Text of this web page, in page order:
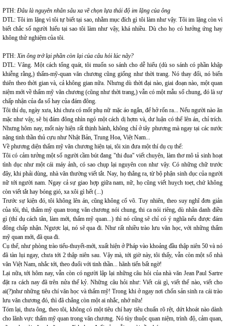
PTH: Đâu là nguyên nhân sâu xa về chọn lựa thái độ im lặng của ông
DTL: Tôi im lặng vì tôi tự biết tại sao, nhằm mục đích gì tôi làm như vậy. Tôi im lặng còn vì
biết chắc số người hiểu tại sao tôi làm như vậy, khá nhiều. Dù cho họ có hưởng ứng hay
không thử nghiệm của tôi.
PTH:Xin ông trở lại phần còn lại của câu hỏi lúc nãy?
DTL: Vâng. Một cách tổng quát, tôi muốn so sánh cho dễ hiểu (dù so sánh có phần khập
khiễng rằng,) thẩm-mỹ-quan văn chương cũng giống như thời trang. Nó thay đổi, nó biến
thiên theo thời gian và, cả không gian nữa. Nhưng dù thời đại nào, giai đoạn nào, một quan
niệm mới về thẩm mỹ văn chương (cũng như thời trang,) vẫn có một mẫu số chung, đó là sự
chấp nhận của đa số hay của đám đông.
Tôi thí dụ, ngày xưa, khi chưa có mốt phụ nữ mặc áo ngắn, để hở rốn ra... Nếu người nào ăn
mặc như vậy, sẽ bị đám đông nhìn ngó một cách dị hợm và, dư luận có thể lên án, chỉ trích.
Nhưng hôm nay, mốt này hiện rất thịnh hành, không chỉ ở tây phương mà ngay tại các nước
nặng tinh thần thủ cựu như Nhật Bản, Trung Hoa, Việt Nam...
Về phương diện thẩm mỹ văn chương hiện tại, tôi xin đưa một thí dụ cụ thể:
Tôi có cảm tưởng một số người cầm bút đang "thi đua" viết chuyện, làm thơ mô tả sinh hoạt
tình dục như một cái máy ảnh, có sao chụp lại nguyên con như vậy. Có những chữ trước
đây, khi phải dùng, nhà văn thường viết tắt. Nay, họ thẳng ra, từ bộ phận sinh dục của người
nữ tới người nam. Ngay cả sự giao hợp giữa nam, nữ, họ cũng viết huỵch toẹt, chứ không
còn viết tắt hay bóng gió, xa xôi gì hết (...)
Trước sự kiện đó, tôi không lên án, cũng không cổ võ. Tuy nhiên, theo suy nghĩ đơn giản
của tôi, thì, thẩm mỹ quan trong văn chương nói chung, thi ca nói riêng, dù nhân danh điều
gì (thí dụ cách tân, làm mới, thẩm mỹ quan...) thì nó cũng sẽ chỉ có ý nghĩa nếu được đám
đông chấp nhận. Ngược lại, nó sẽ qua đi. Như rất nhiều trào lưu văn học, với những thẩm
mỹ quan mới, đã qua đi.
Cụ thể, như phòng trào tiểu-thuyết-mới, xuất hiện ở Pháp vào khoảng đầu thập niên 50 và nó
đã tàn lụi ngay, chưa tới 2 thập niên sau. Vậy mà, tới giờ này, tôi thấy, vẫn còn một số nhà
văn Việt Nam, nhắc tới, theo đuổi với tinh thần... hãnh tiến bất ngờ!
Lại nữa, tới hôm nay, vẫn còn có người lập lại những câu hỏi của nhà văn Jean Paul Sartre
đặt ra cách nay đã trên nửa thế kỷ. Những câu hỏi như: Viết cái gì, viết thế nào, viết cho
ai(?)như những tiêu chí văn học và thẩm mỹ! Trong khi ở ngay nơi chốn sản sinh ra cái trào
lưu văn chương đó, thì đã chẳng còn một ai nhắc, nhớ nữa!
Tóm lại, thưa ông, theo tôi, không có một tiêu chí hay tiêu chuẩn rõ rệt, dứt khoát nào dành
cho lãnh vực thẩm mỹ quan trong văn chương. Nó tùy thuộc quan niệm, trình độ, cảm quan,